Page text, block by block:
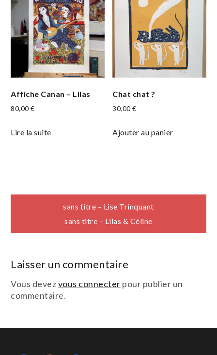
Affiche Canan – Lilas
80,00€
Lire la suite
Chat chat ?
30,00€
Ajouter au panier
Navigation
de
l’article
sans titre – Lise Trinquant
sans titre – Lilas & Céline
Laisser un commentaire
Vous devezvous connecter pour publier un
commentaire.